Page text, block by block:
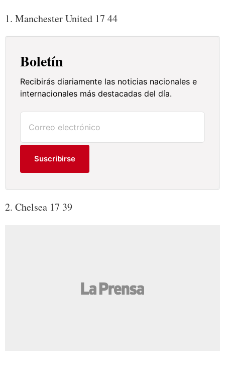
1. Manchester United 17 44
Boletín
Recibirás diariamente las noticias nacionales e
internacionales más destacadas del día.
Suscribirse
2. Chelsea 17 39